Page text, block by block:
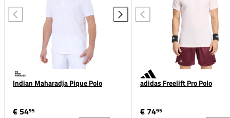
Indian Maharadja Pique Polo
€ 5495
adidas Freelift Pro Polo
€ 7495